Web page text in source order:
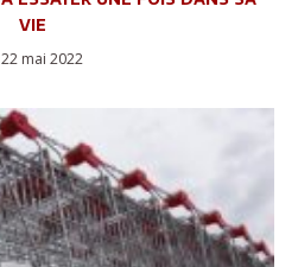
vie
22 mai 2022